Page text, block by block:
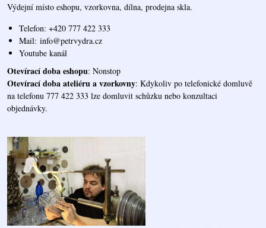
Výdejní místo eshopu, vzorkovna, dílna, prodejna skla.
Telefon: +420 777 422 333
Mail: info@petrvydra.cz
Youtube kanál
Otevírací doba eshopu: Nonstop
Otevírací doba ateliéru a vzorkovny: Kdykoliv po telefonické domluvě
na telefonu 777 422 333 lze domluvit schůzku nebo konzultaci
objednávky.